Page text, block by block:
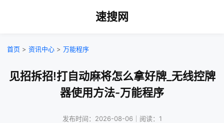
速搜网
首页 > 资讯中心 > 万能程序
见招拆招!打自动麻将怎么拿好牌_无线控牌
器使用方法-万能程序
发布时间：2026-08-06｜阅读：1